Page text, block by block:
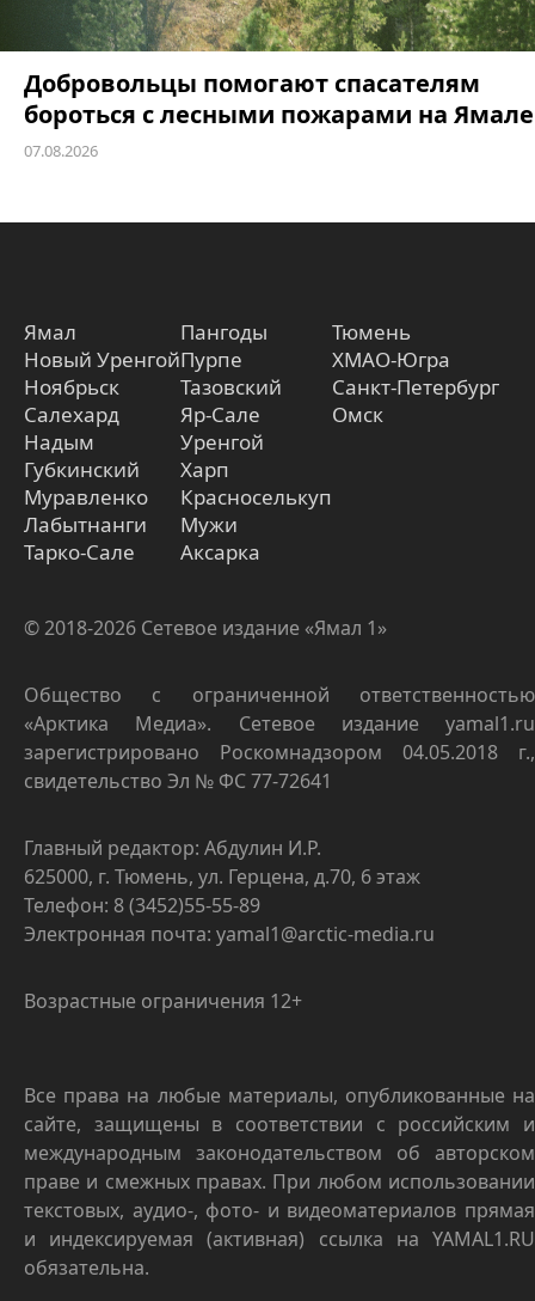
Добровольцы помогают спасателям
бороться с лесными пожарами на Ямале
07.08.2026
Ямал
Новый Уренгой
Ноябрьск
Салехард
Надым
Губкинский
Муравленко
Лабытнанги
Тарко-Сале
Пангоды
Пурпе
Тазовский
Яр-Сале
Уренгой
Харп
Красноселькуп
Мужи
Аксарка
Тюмень
ХМАО-Югра
Санкт-Петербург
Омск
© 2018-2026 Сетевое издание «Ямал 1»
Общество с ограниченной ответственностью
«Арктика Медиа». Сетевое издание yamal1.ru
зарегистрировано Роскомнадзором 04.05.2018 г.,
свидетельство Эл № ФС 77-72641
Главный редактор: Абдулин И.Р.
625000, г. Тюмень, ул. Герцена, д.70, 6 этаж
Телефон: 8 (3452)55-55-89
Электронная почта: yamal1@arctic-media.ru
Возрастные ограничения 12+
Все права на любые материалы, опубликованные на
сайте, защищены в соответствии с российским и
международным законодательством об авторском
праве и смежных правах. При любом использовании
текстовых, аудио-, фото- и видеоматериалов прямая
и индексируемая (активная) ссылка на YAMAL1.RU
обязательна.